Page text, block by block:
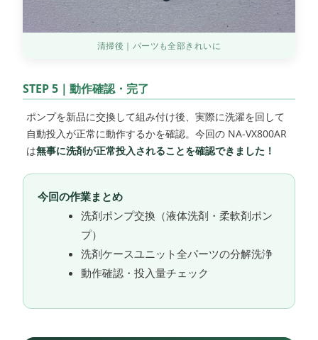
清掃後｜パーツも全部きれいに
STEP 5｜動作確認・完了
ポンプを新品に交換して組み付け後、実際に洗濯を回して
自動投入が正常に動作するかを確認。今回の NA-VX800AR
は無事に洗剤が正常投入されることを確認できました！
今回の作業まとめ
洗剤ポンプ交換（液体洗剤・柔軟剤ポン
プ）
洗剤ケースユニット全パーツの分解洗浄
動作確認・投入量チェック